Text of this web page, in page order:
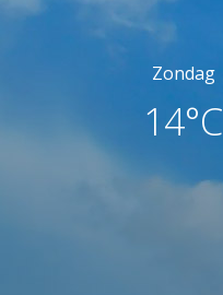
Zondag
14°C